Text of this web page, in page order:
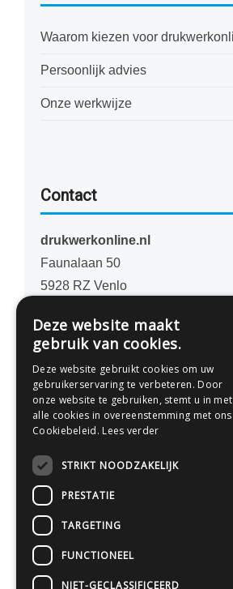
Waarom kiezen voor
Persoonlijk advies
Onze werkwijze
Contact
drukwerkonline.nl
Faunalaan 50
5928 RZ Venlo
077 - 741 07 41
info@drukwerkonline.nl
KvK 12053217
Persoonlijk advies
Premium kwaliteit
Deze website maakt
gebruik van cookies.
Deze website gebruikt cookies om uw
gebruikerservaring te verbeteren. Door
onze website te gebruiken, stemt u in met
alle cookies in overeenstemming met ons
Cookiebeleid. Lees verder
STRIKT NOODZAKELIJK
PRESTATIE
TARGETING
FUNCTIONEEL
NIET-GECLASSIFICEERD